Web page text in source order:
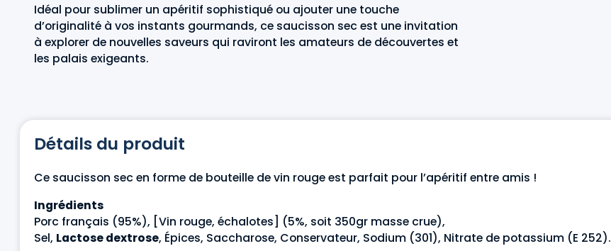
Idéal pour sublimer un apéritif sophistiqué ou ajouter une touche
d’originalité à vos instants gourmands, ce saucisson sec est une invitation
à explorer de nouvelles saveurs qui raviront les amateurs de découvertes et
les palais exigeants.
Détails du produit
Ce saucisson sec en forme de bouteille de vin rouge est parfait pour l’apéritif entre amis !
Ingrédients
Porc français (95%), [Vin rouge, échalotes] (5%, soit 350gr masse crue),
Sel, Lactose dextrose, Épices, Saccharose, Conservateur, Sodium (301), Nitrate de potassium (E 252).